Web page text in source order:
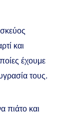
και
έχουμε
τους.
πιάτο και